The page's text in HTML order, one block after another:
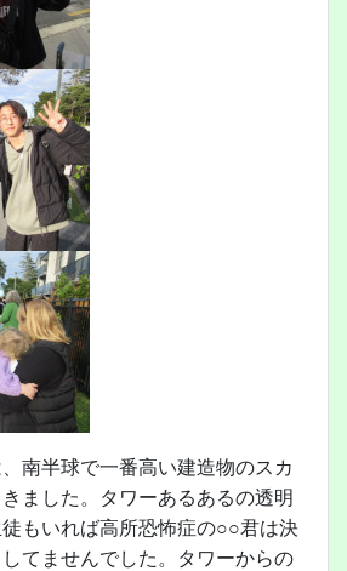
南半球で一番高い建造物のスカ
ました。タワーあるあるの透明
もいれば高所恐怖症の○○君は決
てませんでした。タワーからの